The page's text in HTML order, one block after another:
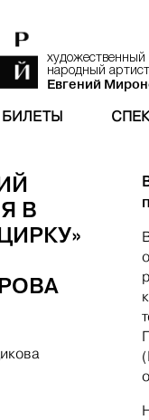
художественный
народный
Евгений
БИЛЕТЫ
В